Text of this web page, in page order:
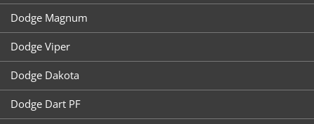
Dodge Magnum
Dodge Viper
Dodge Dakota
Dodge Dart PF